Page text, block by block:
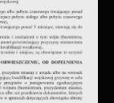
w postaci